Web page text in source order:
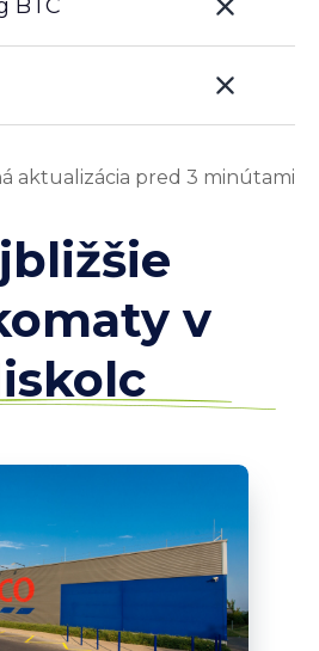
BTC
aktualizácia pred 3 minútami
v